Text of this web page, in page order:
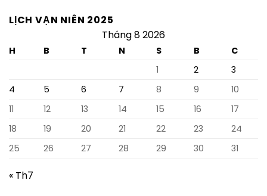
LỊCH VẠN NIÊN 2025
Tháng 8 2026
H B T N S B
C
1
2
3
4
5 6 7 8 9
10
11
12 13 14 15 16
17
18
19 20 21 22 23
24
25
26 27 28 29 30 31
« Th7